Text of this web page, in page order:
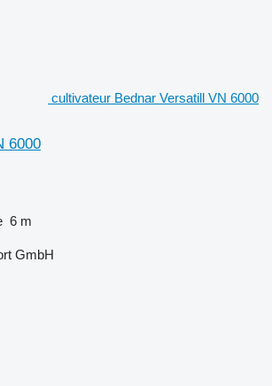
cultivateur Bednar Versatill VN 6000
6000
6 m
GmbH